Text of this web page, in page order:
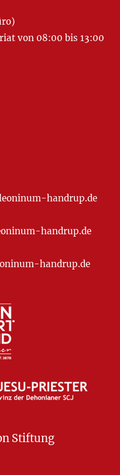
von 08:00 bis 13:00
handrup.de
handrup.de
handrup.de
Stiftung